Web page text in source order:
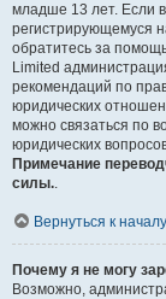
младше 13 лет. Если
регистрирующемуся
обратитесь за
Limited
рекомендаций по
юридических
можно связаться по
юридических
Примечание
силы..
Вернуться к началу
Почему я не могу
Возможно,